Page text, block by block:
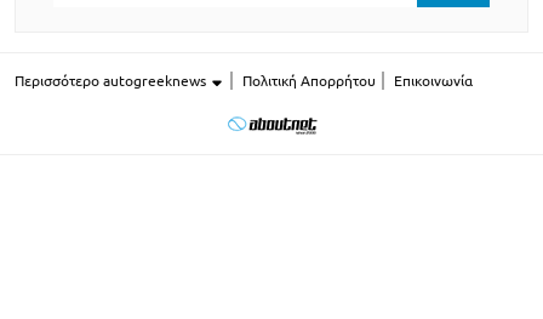
Περισσότερο autogreeknews Πολιτική Απορρήτου Επικοινωνία